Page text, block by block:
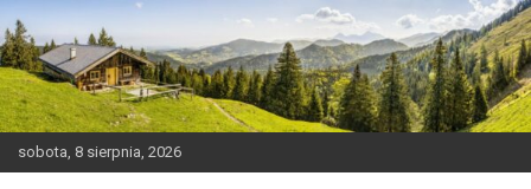
Skip
to
content
sobota, 8 sierpnia, 2026